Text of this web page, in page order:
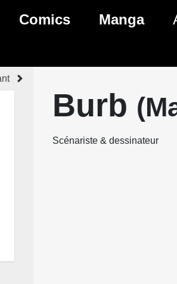
sorties BD
Comics
Genres Comics
Manga
Genres Manga
Burb
Scénariste & dessinateur